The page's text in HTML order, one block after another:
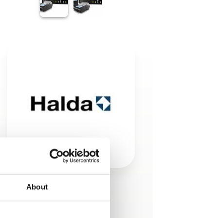
About
Produktet er tilføjet af:
Halda AB